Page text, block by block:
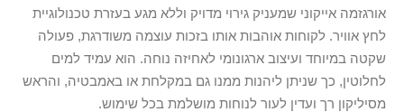
אורגזמה אייקוני שמעניק גירוי מדויק וללא מגע בעזרת טכנולוגיית
לחץ אוויר. לקוחות אוהבות אותו בזכות עוצמה משודרגת, פעולה
שקטה במיוחד ועיצוב ארגונומי לאחיזה נוחה. הוא עמיד למים
לחלוטין, כך שניתן ליהנות ממנו גם במקלחת או באמבטיה, והראש
מסיליקון רך ועדין לעור לנוחות מושלמת בכל שימוש.